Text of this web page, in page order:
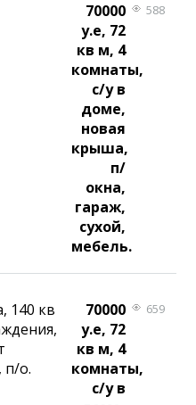
70000
у.е, 72
кв м, 4
комнаты,
с/у в
доме,
новая
крыша,
п/
окна,
гараж,
сухой,
мебель.
588
140 кв
п/о.
70000
у.е, 72
кв м, 4
комнаты,
с/у в
659